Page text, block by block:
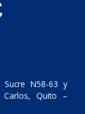
N58-63 y
Carlos, Quito –